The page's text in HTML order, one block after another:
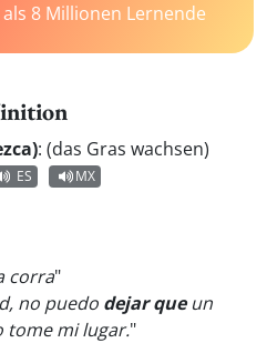
8 Millionen Lernende
: (das Gras wachsen)
ES MX
corra"
no puedo dejar queun
tome mi lugar."